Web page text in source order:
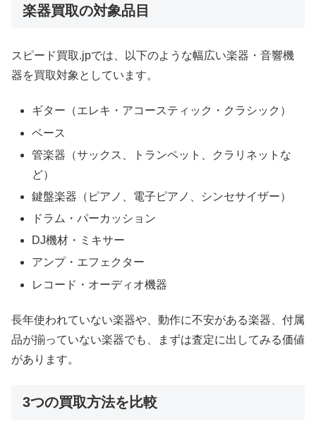
楽器買取の対象品目
スピード買取.jpでは、以下のような幅広い楽器・音響機
器を買取対象としています。
ギター（エレキ・アコースティック・クラシック）
ベース
管楽器（サックス、トランペット、クラリネットな
ど）
鍵盤楽器（ピアノ、電子ピアノ、シンセサイザー）
ドラム・パーカッション
DJ機材・ミキサー
アンプ・エフェクター
レコード・オーディオ機器
長年使われていない楽器や、動作に不安がある楽器、付属
品が揃っていない楽器でも、まずは査定に出してみる価値
があります。
3つの買取方法を比較